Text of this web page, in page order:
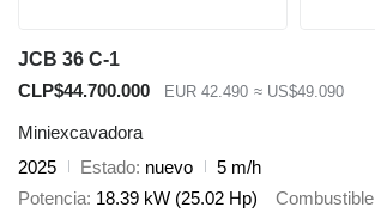
JCB 36 C-1
CLP$44.700.000
EUR 42.490 ≈ US$49.090
Miniexcavadora
2025
Estado nuevo
5 m/h
Potencia 18.39 kW (25.02 Hp) Combustible